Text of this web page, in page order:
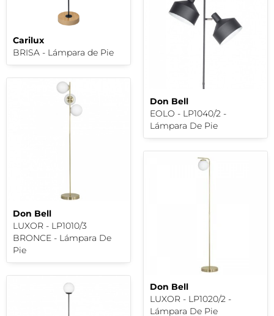
Carilux
BRISA - Lámpara de Pie
Don Bell
EOLO - LP1040/2 -
Lámpara De Pie
Don Bell
LUXOR - LP1010/3
BRONCE - Lámpara De
Pie
Don Bell
LUXOR - LP1020/2 -
Lámpara De Pie